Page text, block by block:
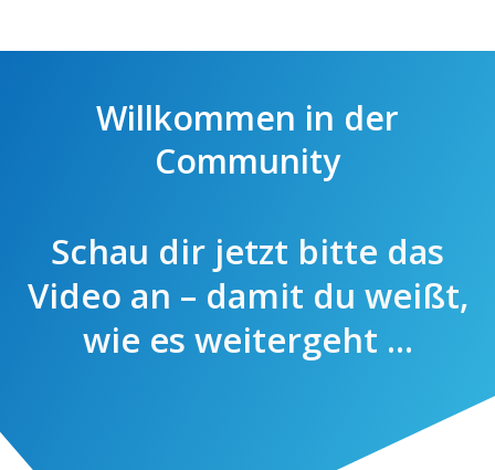
Willkommen in der
Community
Schau dir jetzt bitte das
Video an – damit du weißt,
wie es weitergeht ...